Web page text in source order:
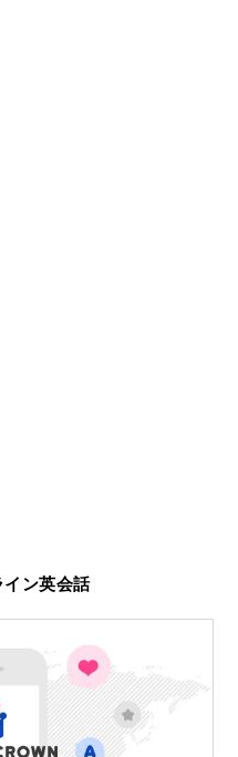
休みは今年もたっぷり
サマーバケーション）
イン英会話